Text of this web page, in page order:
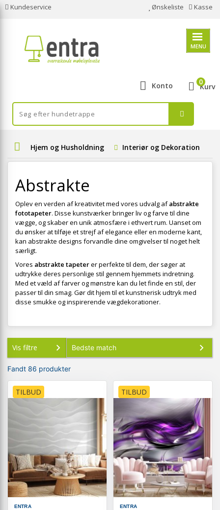
Kundeservice Ønskeliste Kasse
MENU
Konto Kurv
0
Hjem og Husholdning Interiør og Dekoration
Abstrakte
Oplev en verden af kreativitet med vores udvalg afabstrakte
fototapeter. Disse kunstværker bringer liv og farve til dine
vægge, og skaber en unik atmosfære i ethvert rum. Uanset om
du ønsker at tilføje et strejf af elegance eller en moderne kant,
kan abstrakte designs forvandle dine omgivelser til noget helt
særligt.
Vores abstrakte tapeterer perfekte til dem, der søger at
udtrykke deres personlige stil gennem hjemmets indretning.
Med et væld af farver og mønstre kan du let finde en stil, der
passer til din smag. Gør dit hjem til et kunstnerisk udtryk med
disse smukke og inspirerende vægdekorationer.
Vis filtre
Fandt 86 produkter
TILBUD
ENTRA
TILBUD
ENTRA